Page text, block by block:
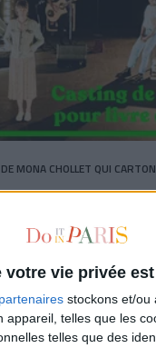
votre vie privée
partenaires stockons et/ou
appareil, telles que les
telles que des
MONA CHOLLET QUI